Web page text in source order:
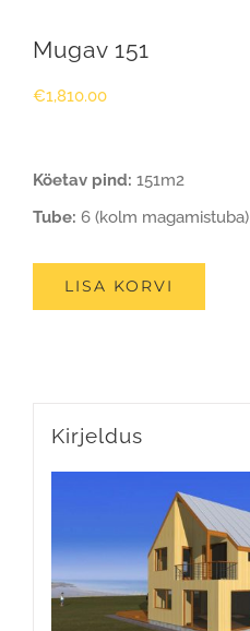
Mugav 151
€1,810.00
Köetav pind: 151m2
Tube: 6 (kolm magamistuba)
LISA KORVI
Kirjeldus